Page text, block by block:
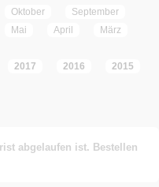
Oktober
September
Mai April
März
2017 2016
2015
abgelaufen ist. Bestellen